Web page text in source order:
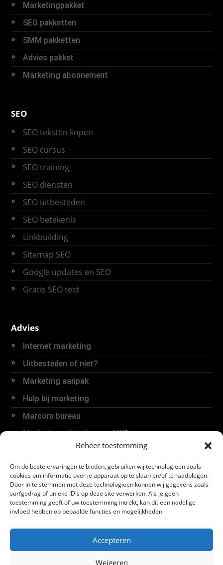
Beheer toestemming
Om de beste ervaringen te bieden, gebruiken wij technologieën zoals
cookies om informatie over je apparaat op te slaan en/of te raadplegen.
Door in te stemmen met deze technologieën kunnen wij gegevens zoals
surfgedrag of unieke ID's op deze site verwerken. Als je geen
toestemming geeft of uw toestemming intrekt, kan dit een nadelige
invloed hebben op bepaalde functies en mogelijkheden.
Accepteren
Weigeren
Marketingpakket
SEO pakketten
SMM pakketten
Advies pakket
Marketing abonnement
SEO
SEO teksten kopen
SEO cursus
SEO training
SEO diensten
SEO uitbesteden
SEO betekenis
Linkbuilding
Sitemap SEO
Google updates en SEO
Gratis SEO test
Advies
Internet marketing
Uitbesteden of niet?
Marketing aanpak
Hulp bij marketing
Marcom bureau
Marketing adviesbureau MKB
Online marketing informatie
Pers en media
Persberichten